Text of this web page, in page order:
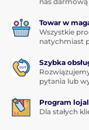
Towar w
Wszystkie
natychmiast
Szybka
pytania lub
Program
Dla stałych